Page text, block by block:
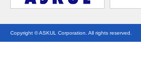
Copyright © ASKUL Corporation. All rights reserved.